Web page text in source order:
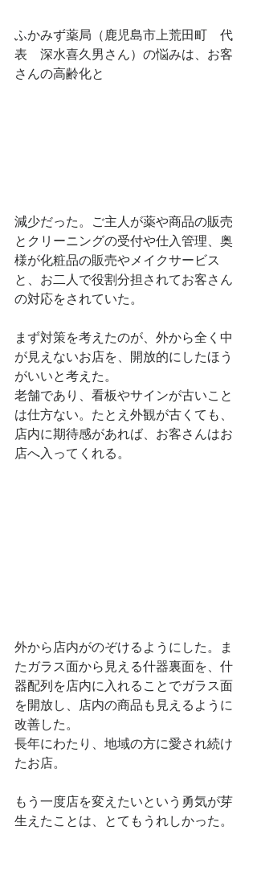
ふかみず薬局（鹿児島市上荒田町　代
表　深水喜久男さん）の悩みは、お客
さんの高齢化と
減少だった。ご主人が薬や商品の販売
とクリーニングの受付や仕入管理、奥
様が化粧品の販売やメイクサービス
と、お二人で役割分担されてお客さん
の対応をされていた。
まず対策を考えたのが、外から全く中
が見えないお店を、開放的にしたほう
がいいと考えた。
老舗であり、看板やサインが古いこと
は仕方ない。たとえ外観が古くても、
店内に期待感があれば、お客さんはお
店へ入ってくれる。
外から店内がのぞけるようにした。ま
たガラス面から見える什器裏面を、什
器配列を店内に入れることでガラス面
を開放し、店内の商品も見えるように
改善した。
長年にわたり、地域の方に愛され続け
たお店。
もう一度店を変えたいという勇気が芽
生えたことは、とてもうれしかった。